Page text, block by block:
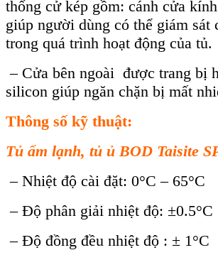
thống cử kép gồm: cánh cửa
giúp người dùng có thể giám sát
trong quá trình hoạt động của tủ.
– Cửa bên ngoài được trang bị
silicon giúp ngăn chặn bị mất
Thông số kỹ thuật:
Tủ ấm lạnh, tủ ủ BOD Taisite
– Nhiệt độ cài đặt: 0°C – 65°C
– Độ phân giải nhiệt độ: ±0.5°C
– Độ đồng đều nhiệt độ : ± 1°C